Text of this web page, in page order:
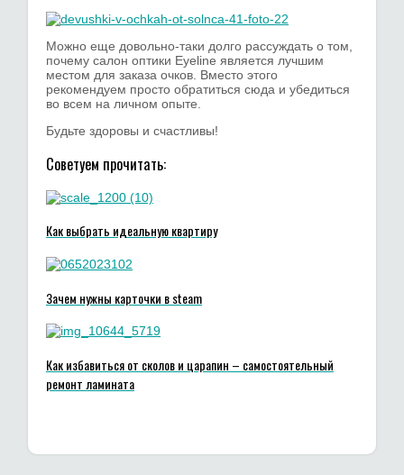
Можно еще довольно-таки долго рассуждать о том,
почему салон оптики Eyeline является лучшим
местом для заказа очков. Вместо этого
рекомендуем просто обратиться сюда и убедиться
во всем на личном опыте.
Будьте здоровы и счастливы!
Советуем прочитать:
Как выбрать идеальную квартиру
Зачем нужны карточки в steam
Как избавиться от сколов и царапин – самостоятельный
ремонт ламината